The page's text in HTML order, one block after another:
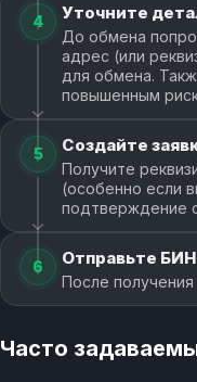
4 Уточните
До обмена
адрес (или
для обмена.
повышенным
5 Создайте
Получите
(особенно если
подтверждение
6 Отправьте БИН
После получения
Часто